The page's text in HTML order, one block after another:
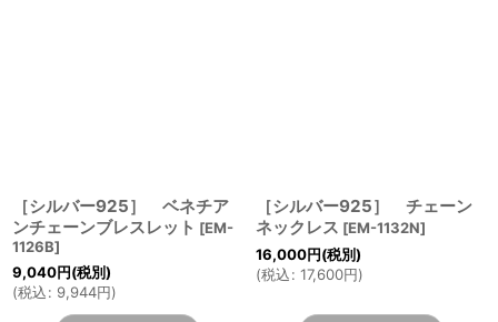
［シルバー925］ ベネチア
ンチェーンブレスレット [EM-
1126B]
9,040円(税別)
(税込: 9,944円)
［シルバー925］ チェーン
ネックレス [EM-1132N]
16,000円(税別)
(税込: 17,600円)